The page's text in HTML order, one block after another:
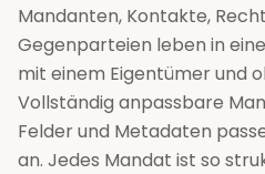
Mandanten, Kontakte,
Gegenparteien leben in
mit einem Eigentümer und
Vollständig anpassbare
Felder und Metadaten
an. Jedes Mandat ist so